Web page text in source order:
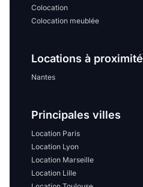
Colocation
Colocation meublée
Locations à proximité
Nantes
Principales villes
Location Paris
Location Lyon
Location Marseille
Location Lille